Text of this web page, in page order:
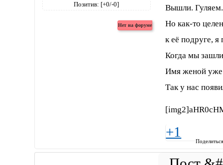
Позитив: [+0/-0]
Вышли. Гуляем.
Но как-то
к её подруге,
Когда мы
Имя женой
Так у нас
+1